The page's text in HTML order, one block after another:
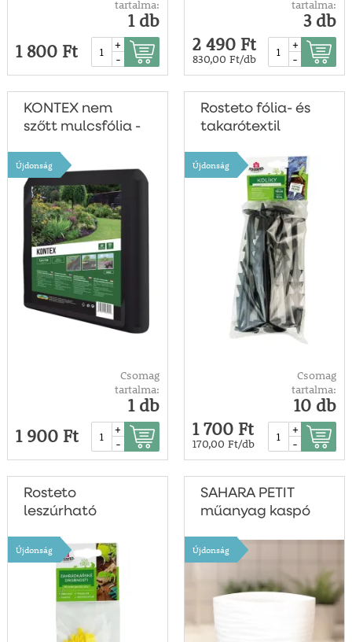
tartalma:
1 db
1 800 Ft
+
-
tartalma:
3 db
2 490 Ft
830,00 Ft/db
+
-
KONTEX nem
szőtt mulcsfólia -
Újdonság
Csomag
tartalma:
1 db
1 900 Ft
+
-
Rosteto fólia- és
takarótextil
Újdonság
Csomag
tartalma:
10 db
1 700 Ft
170,00 Ft/db
+
-
Rosteto
leszúrható
Újdonság
SAHARA PETIT
műanyag kaspó
Újdonság